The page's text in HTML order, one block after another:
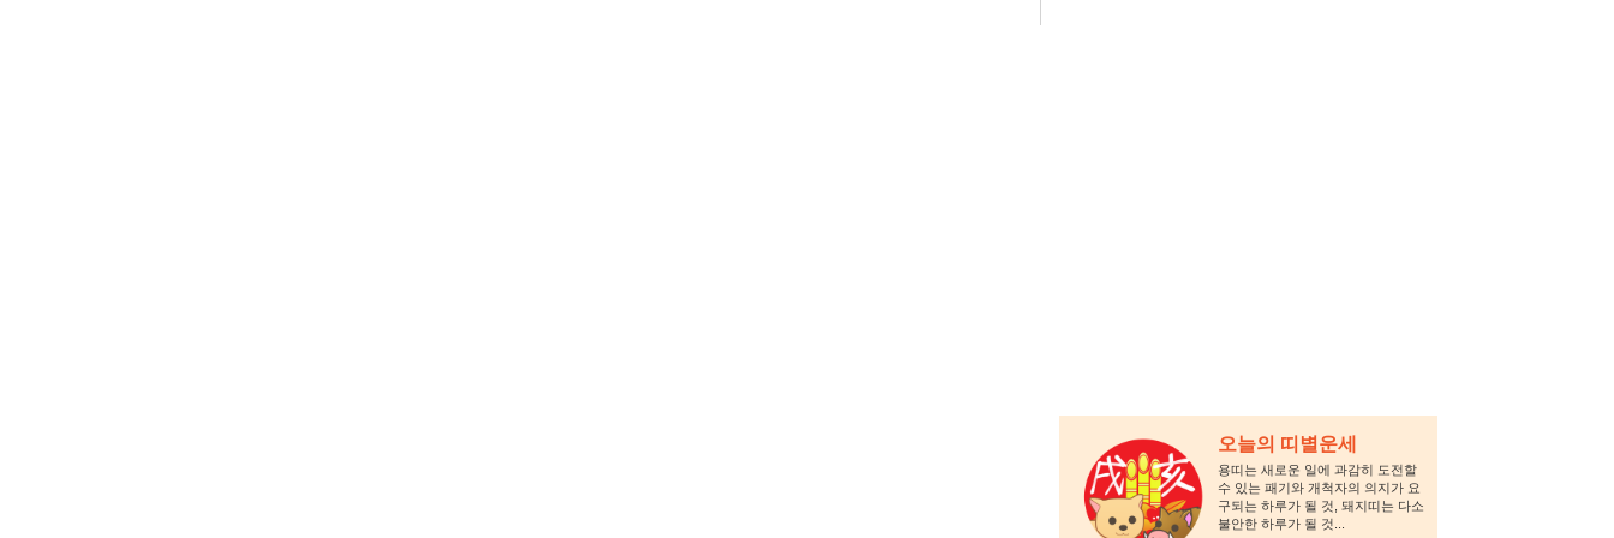
오늘의 띠별운세
용띠는 새로운 일에 과감히 도전할
수 있는 패기와 개척자의 의지가 요
구되는 하루가 될 것, 돼지띠는 다소
불안한 하루가 될 것...